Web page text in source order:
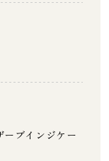
ブインジケー